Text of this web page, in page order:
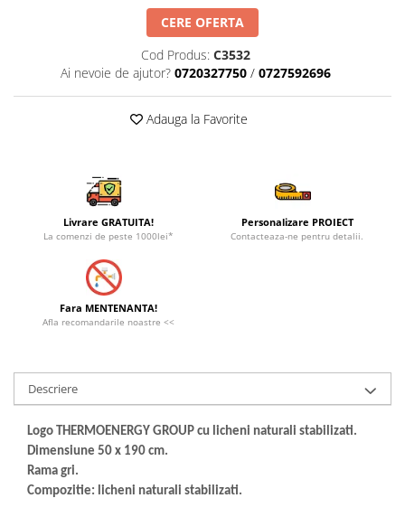
CERE OFERTA
Cod Produs: C3532
Ai nevoie de ajutor? 0720327750 / 0727592696
Adauga la Favorite
Livrare GRATUITA!
La comenzi de peste 1000lei*
Personalizare PROIECT
Contacteaza-ne pentru detalii.
Fara MENTENANTA!
Afla recomandarile noastre <<
Descriere
Logo THERMOENERGY GROUP cu licheni naturali stabilizati.
Dimensiune 50 x 190 cm.
Rama gri.
Compozitie: licheni naturali stabilizati.